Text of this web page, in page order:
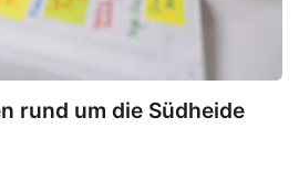
rund um die Südheide